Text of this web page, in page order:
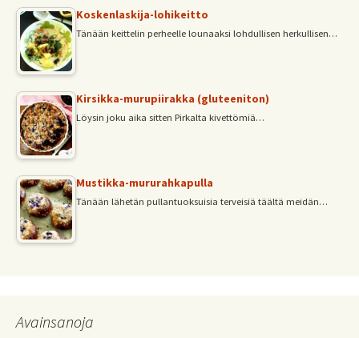
Koskenlaskija-lohikeitto
Tänään keittelin perheelle lounaaksi lohdullisen herkullisen…
Kirsikka-murupiirakka (gluteeniton)
Löysin joku aika sitten Pirkalta kivettömiä…
Mustikka-mururahkapulla
Tänään lähetän pullantuoksuisia terveisiä täältä meidän…
Avainsanoja